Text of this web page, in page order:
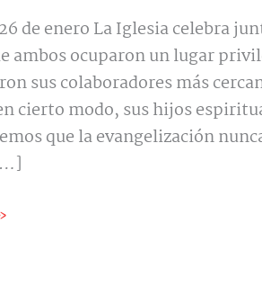
de enero La Iglesia celebra
ambos ocuparon un lugar
sus colaboradores más
cierto modo, sus hijos
que la evangelización